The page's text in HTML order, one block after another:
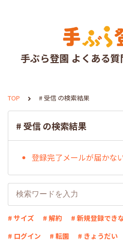
手ぶら登園 よくある質
TOP # 受信 の検索結果
# 受信 の検索結果
登録完了メールが届かな
# サイズ # 解約 # 新規登録でき
# ログイン
# 転園 # きょうだい